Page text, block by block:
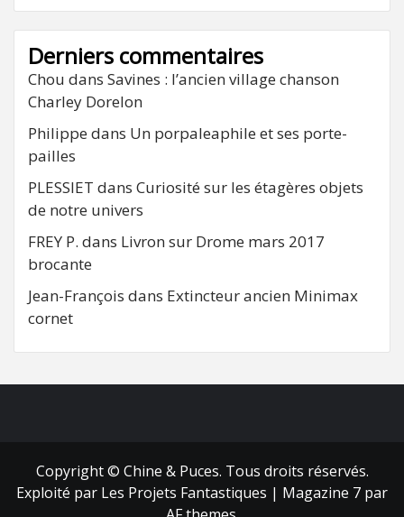
Derniers commentaires
Chou dans Savines : l’ancien village chanson
Charley Dorelon
Philippe dans Un porpaleaphile et ses porte-
pailles
PLESSIET dans Curiosité sur les étagères objets
de notre univers
FREY P. dans Livron sur Drome mars 2017
brocante
Jean-François dans Extincteur ancien Minimax
cornet
Copyright © Chine & Puces. Tous droits réservés.
Exploité par Les Projets Fantastiques | Magazine 7 par